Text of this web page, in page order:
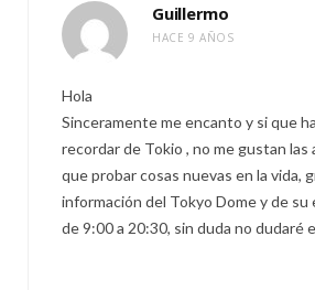
Guillermo
HACE 9 AÑOS
Hola
Sinceramente me encanto y si que
recordar de Tokio , no me gustan las
que probar cosas nuevas en la vida,
información del Tokyo Dome y de
de 9:00 a 20:30, sin duda no dudaré